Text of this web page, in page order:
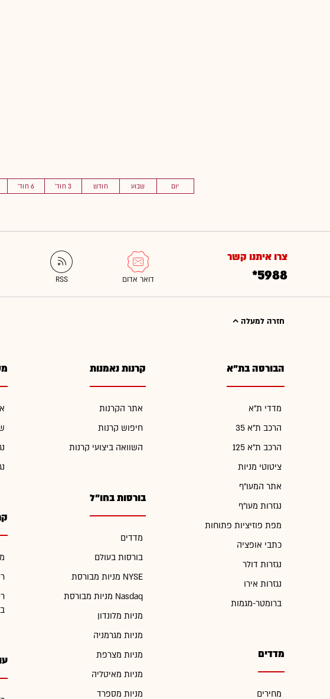
יום שבוע חודש 3 חוד' 6 חוד'
צרו איתנו קשר
*5988
חזרה למעלה
הבורסה בת"א
מדדי ת"א
הרכב ת"א 35
הרכב ת"א 125
ציטוטי מניות
אתר המעו"ף
נגזרות מעו"ף
מפת פוזיציות פתוחות
כתבי אופציה
נגזרות דולר
נגזרות אירו
ברומטר-מגמות
מדדים
מחירים
קרנות נאמנות
אתר הקרנות
חיפוש קרנות
השוואה ביצועי קרנות
בורסות בחו"ל
מדדים
בורסות בעולם
מניות מבורסת NYSE
מניות מבורסת Nasdaq
מניות מלונדון
מניות מגרמניה
מניות מצרפת
מניות מאיטליה
מניות מספרד